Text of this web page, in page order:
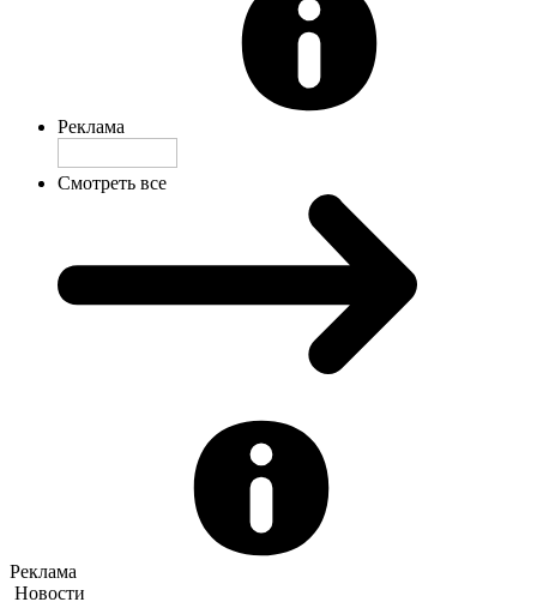
Реклама
Смотреть все
Реклама
Новости